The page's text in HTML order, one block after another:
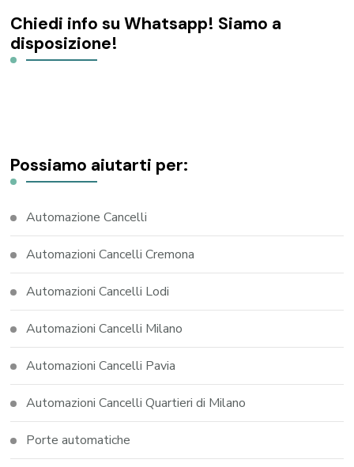
Chiedi info su Whatsapp! Siamo a
disposizione!
Possiamo aiutarti per:
Automazione Cancelli
Automazioni Cancelli Cremona
Automazioni Cancelli Lodi
Automazioni Cancelli Milano
Automazioni Cancelli Pavia
Automazioni Cancelli Quartieri di Milano
Porte automatiche